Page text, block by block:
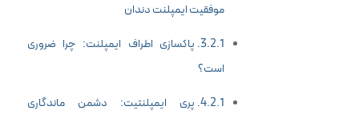
موفقیت ایمپلنت دندان
پاکسازی اطراف ایمپلنت: چرا ضروری
است؟
پری ایمپلنتیت: دشمن ماندگاری